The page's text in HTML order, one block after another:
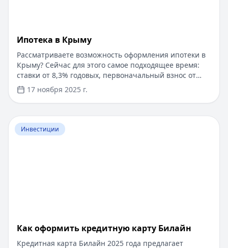
Ипотека в Крыму
Рассматриваете возможность оформления ипотеки в
Крыму? Сейчас для этого самое подходящее время:
ставки от 8,3% годовых, первоначальный взнос от
15%, срок рассмотрения заявки — от 1 дня. Доступны
программы господдержки с пониженной ставкой от
6%. Одобрение без подтверждения дохода справкой
2-НДФЛ, достаточно выписки по счету. Срок
кредитования — до 30 лет.
17 ноября 2025 г.
Перейти к статье: ​Как оформить кредитную карту
Инвестиции
​Как оформить кредитную карту Билайн
Кредитная карта Билайн 2025 года предлагает